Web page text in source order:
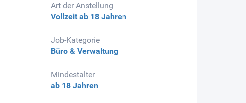
Art der Anstellung
Vollzeit ab 18 Jahren
Job-Kategorie
Büro & Verwaltung
Mindestalter
ab 18 Jahren